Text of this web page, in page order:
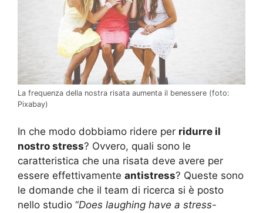
La frequenza della nostra risata aumenta il benessere (foto:
Pixabay)
In che modo dobbiamo ridere per ridurre il
nostro stress? Ovvero, quali sono le
caratteristica che una risata deve avere per
essere effettivamente antistress? Queste sono
le domande che il team di ricerca si è posto
nello studio “Does laughing have a stress-